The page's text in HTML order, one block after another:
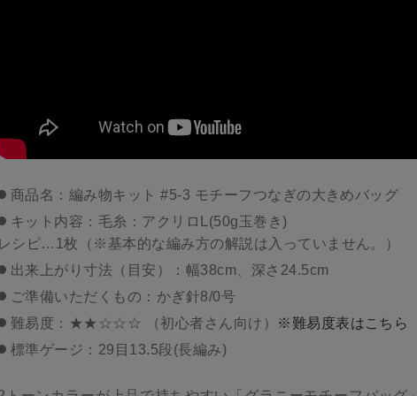
商品名：編み物キット #5-3 モチーフつなぎの大きめバッグ
キット内容：毛糸：アクリロL(50g玉巻き)
レシピ…1枚（※基本的な編み方の解説は入っていません。）
出来上がり寸法（目安）：幅38cm、深さ24.5cm
ご準備いただくもの：かぎ針8/0号
難易度：★★☆☆☆ （初心者さん向け）
※難易度表はこちら
標準ゲージ：29目13.5段(長編み)